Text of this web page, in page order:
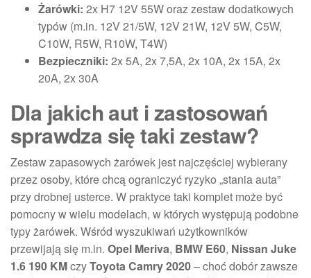
Żarówki: 2x H7 12V 55W oraz zestaw dodatkowych
typów (m.in. 12V 21/5W, 12V 21W, 12V 5W, C5W,
C10W, R5W, R10W, T4W)
Bezpieczniki: 2x 5A, 2x 7,5A, 2x 10A, 2x 15A, 2x
20A, 2x 30A
Dla jakich aut i zastosowań
sprawdza się taki zestaw?
Zestaw zapasowych żarówek jest najczęściej wybierany
przez osoby, które chcą ograniczyć ryzyko „stania auta”
przy drobnej usterce. W praktyce taki komplet może być
pomocny w wielu modelach, w których występują podobne
typy żarówek. Wśród wyszukiwań użytkowników
przewijają się m.in. Opel Meriva, BMW E60, Nissan Juke
1.6 190 KMczyToyota Camry 2020– choć dobór zawsze